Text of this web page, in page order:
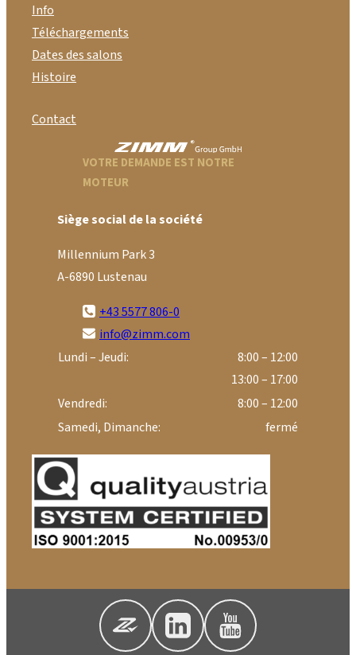
Info
Téléchargements
Dates des salons
Histoire
Contact
VOTRE DEMANDE EST NOTRE
MOTEUR
Siège social de la société
Millennium Park 3
A-6890 Lustenau
+43 5577 806-0
info@zimm.com
Lundi – Jeudi:
8:00 – 12:00
13:00 – 17:00
Vendredi:
8:00 – 12:00
Samedi, Dimanche:
fermé